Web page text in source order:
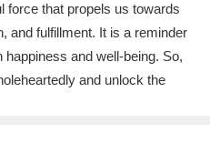
force that propels us towards
and fulfillment. It is a reminder
and well-being. So,
and unlock the